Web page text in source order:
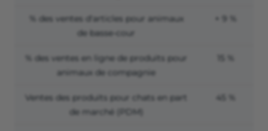
% des ventes d'articles pour animaux
de basse-cour
+ 9 %
% des ventes en ligne de produits pour
animaux de compagnie
15 %
Ventes des produits pour chats en part
de marché (PDM)
45 %